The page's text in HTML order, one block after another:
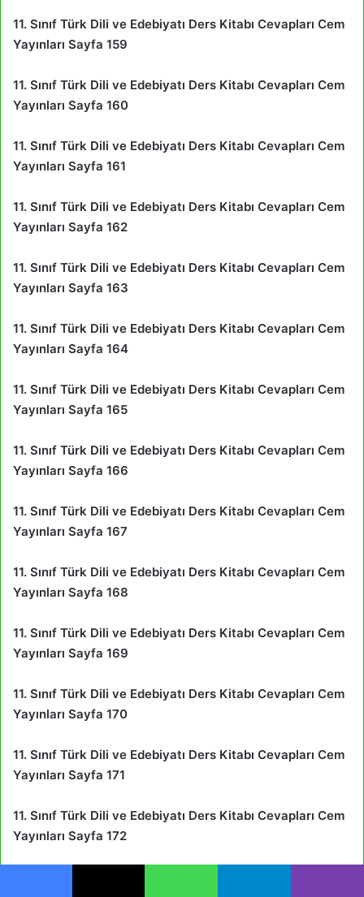
11. Sınıf Türk Dili ve Edebiyatı Ders Kitabı Cevapları Cem
Yayınları Sayfa 159
11. Sınıf Türk Dili ve Edebiyatı Ders Kitabı Cevapları Cem
Yayınları Sayfa 160
11. Sınıf Türk Dili ve Edebiyatı Ders Kitabı Cevapları Cem
Yayınları Sayfa 161
11. Sınıf Türk Dili ve Edebiyatı Ders Kitabı Cevapları Cem
Yayınları Sayfa 162
11. Sınıf Türk Dili ve Edebiyatı Ders Kitabı Cevapları Cem
Yayınları Sayfa 163
11. Sınıf Türk Dili ve Edebiyatı Ders Kitabı Cevapları Cem
Yayınları Sayfa 164
11. Sınıf Türk Dili ve Edebiyatı Ders Kitabı Cevapları Cem
Yayınları Sayfa 165
11. Sınıf Türk Dili ve Edebiyatı Ders Kitabı Cevapları Cem
Yayınları Sayfa 166
11. Sınıf Türk Dili ve Edebiyatı Ders Kitabı Cevapları Cem
Yayınları Sayfa 167
11. Sınıf Türk Dili ve Edebiyatı Ders Kitabı Cevapları Cem
Yayınları Sayfa 168
11. Sınıf Türk Dili ve Edebiyatı Ders Kitabı Cevapları Cem
Yayınları Sayfa 169
11. Sınıf Türk Dili ve Edebiyatı Ders Kitabı Cevapları Cem
Yayınları Sayfa 170
11. Sınıf Türk Dili ve Edebiyatı Ders Kitabı Cevapları Cem
Yayınları Sayfa 171
11. Sınıf Türk Dili ve Edebiyatı Ders Kitabı Cevapları Cem
Yayınları Sayfa 172